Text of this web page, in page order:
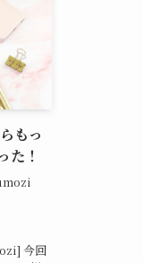
もっ
た！
今回